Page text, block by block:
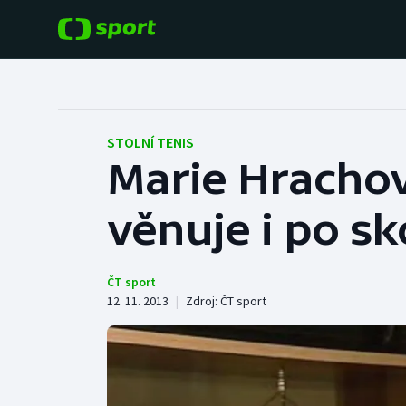
Hokej
Tenis
Cyklistika
Baseball a softbal
Basketbal
Boby a skeleton
STOLNÍ TENIS
Marie
věnuje i po
ČT sport
12. 11. 2013 | Zdroj: ČT sport